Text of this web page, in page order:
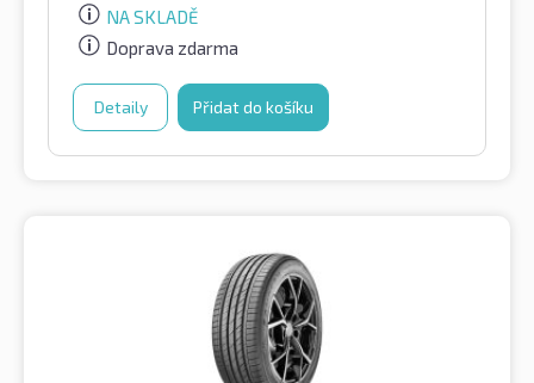
NA SKLADĚ
Doprava zdarma
Detaily Přidat do košíku